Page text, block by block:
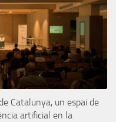
Catalunya, un espai de
artificial en la